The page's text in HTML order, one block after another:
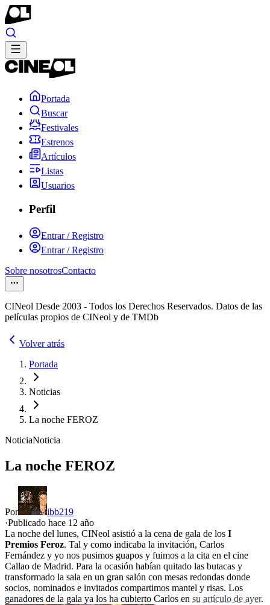
Portada
Buscar
Festivales
Estrenos
Artículos
Listas
Usuarios
Perfil
Entrar / Registro
Entrar / Registro
Sobre nosotrosContacto
CINeol Desde 2003 - Todos los Derechos Reservados. Datos de las
películas propios de CINeol y de TMDb
Volver atrás
Portada
Noticias
La noche FEROZ
NoticiaNoticia
La noche FEROZ
Por
ibb219
·Publicado hace 12 año
La noche del lunes, CINeol asistió a la cena de gala de los I
Premios Feroz. Tal y como indicaba la invitación, Carlos
Fernández y yo nos pusimos guapos y fuimos a la cita en el cine
Callao de Madrid. Para la ocasión habían quitado las butacas y
transformado la sala en un gran salón con mesas redondas donde
socios, nominados e invitados compartimos mantel y risas. Los
ganadores de la gala ya los ha cubierto Carlos en su artículo de ayer.